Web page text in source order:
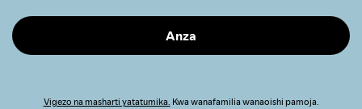
Anza
Vigezo na masharti yatatumika. Kwa wanafamilia wanaoishi pamoja.